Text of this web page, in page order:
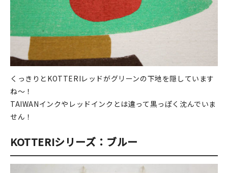
くっきりとKOTTERIレッドがグリーンの下地を隠しています
ね～！
TAIWANインクやレッドインクとは違って黒っぽく沈んでいま
せん！
KOTTERIシリーズ：ブルー